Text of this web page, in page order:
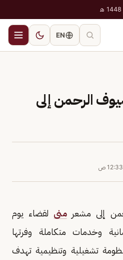
EN
الرحمن إلى
12:33 ص
إلى مشعرمنى لقضاء يوم
وخدمات متكاملة وفرتها
تشغيلية وتنظيمية تهدف